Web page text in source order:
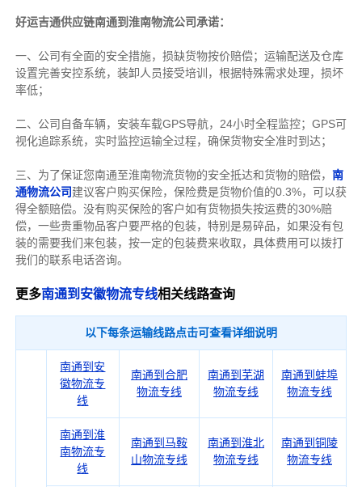
好运吉通供应链南通到淮南物流公司承诺：
一、公司有全面的安全措施，损缺货物按价赔偿；运输配送及仓库
设置完善安控系统，装卸人员接受培训，根据特殊需求处理，损坏
率低；
二、公司自备车辆，安装车载GPS导航，24小时全程监控；GPS可
视化追踪系统，实时监控运输全过程，确保货物安全准时到达；
三、为了保证您南通至淮南物流货物的安全抵达和货物的赔偿， 南
通物流公司建议客户购买保险，保险费是货物价值的0.3%，可以获
得全额赔偿。没有购买保险的客户如有货物损失按运费的30%赔
偿，一些贵重物品客户要严格的包装，特别是易碎品，如果没有包
装的需要我们来包装，按一定的包装费来收取，具体费用可以拨打
我们的联系电话咨询。
更多南通到安徽物流专线相关线路查询
以下每条运输线路点击可查看详细说明
南通到安
徽物流专
线
南通到合肥
物流专线
南通到芜湖
物流专线
南通到蚌埠
物流专线
南通到淮
南物流专
线
南通到马鞍
山物流专线
南通到淮北
物流专线
南通到铜陵
物流专线